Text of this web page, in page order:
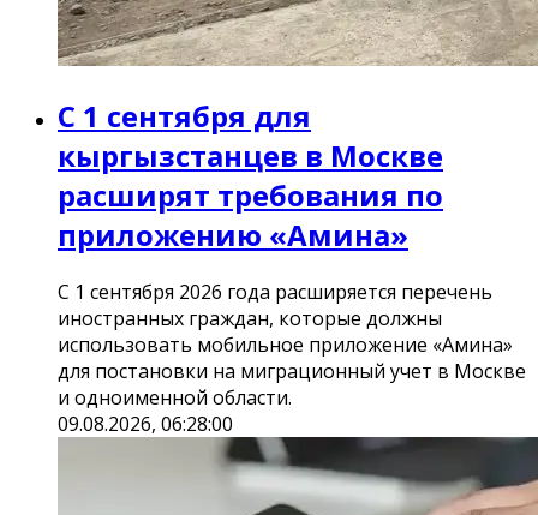
С 1 сентября для
кыргызстанцев в Москве
расширят требования по
приложению «Амина»
С 1 сентября 2026 года расширяется перечень
иностранных граждан, которые должны
использовать мобильное приложение «Амина»
для постановки на миграционный учет в Москве
и одноименной области.
09.08.2026, 06:28:00